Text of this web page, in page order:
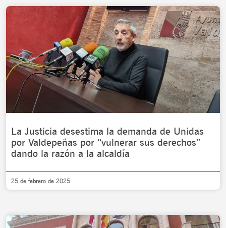
La Justicia desestima la demanda de Unidas
por Valdepeñas por “vulnerar sus derechos”
dando la razón a la alcaldía
25 de febrero de 2025